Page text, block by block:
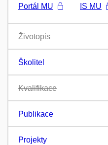
Portál MU
IS MU
Životopis
Školitel
Kvalifikace
Publikace
Projekty